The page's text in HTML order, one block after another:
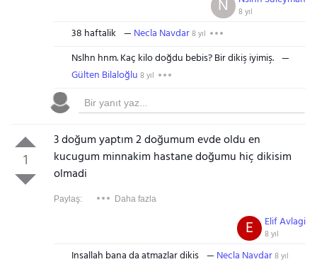
8 yıl
N
38 haftalik Necla Navdar8 yıl
Nslhn hnm. Kaç kilo doğdu bebis? Bir dikiş iyimiş.
Gülten Bilaloğlu 8 yıl
1
3 doğum yaptım 2 doğumum evde oldu en
kucugum minnakim hastane doğumu hiç dikisim
olmadi
Paylaş: Daha fazla
Elif Avlagi
8 yıl
E
Insallah bana da atmazlar dikis Necla Navdar8 yıl